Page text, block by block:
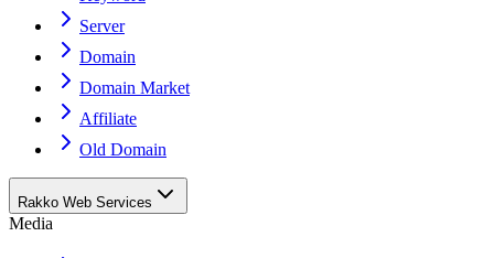
Server
Domain
Domain Market
Affiliate
Old Domain
Rakko Web Services
Media